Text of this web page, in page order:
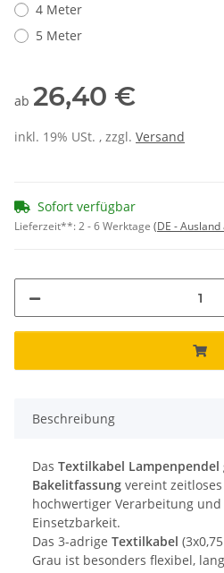
4 Meter
5 Meter
ab 26,40 €
inkl. 19% USt. , zzgl. Versand
Sofort verfügbar
Lieferzeit**:2 - 6 Werktage (DE -
Beschreibung
Das Textilkabel Lampenpendel
Bakelitfassung vereint
hochwertiger Verarbeitung
Einsetzbarkeit.
Das 3-adrige Textilkabel
Grau ist besonders flexibel,